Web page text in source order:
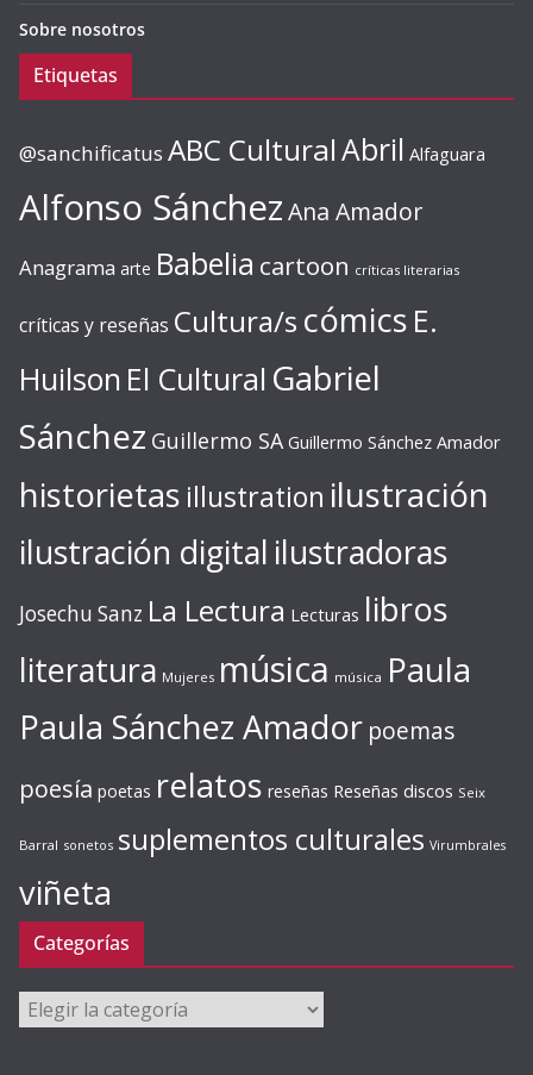
Sobre nosotros
Etiquetas
@sanchificatus ABC CulturalAbril Alfaguara
Alfonso SánchezAna Amador
Anagrama arte Babelia cartoon críticas literarias
críticas y reseñas Cultura/s cómics E.
Huilson El Cultural Gabriel
Sánchez Guillermo SA Guillermo Sánchez Amador
historietas illustration ilustración
ilustración digital ilustradoras
Josechu Sanz La Lectura Lecturas libros
literatura Mujeres música música Paula
Paula Sánchez Amador poemas
poesía poetas relatos reseñas Reseñas discos Seix
Barral sonetos suplementos culturales Virumbrales
viñeta
Categorías
Categorías